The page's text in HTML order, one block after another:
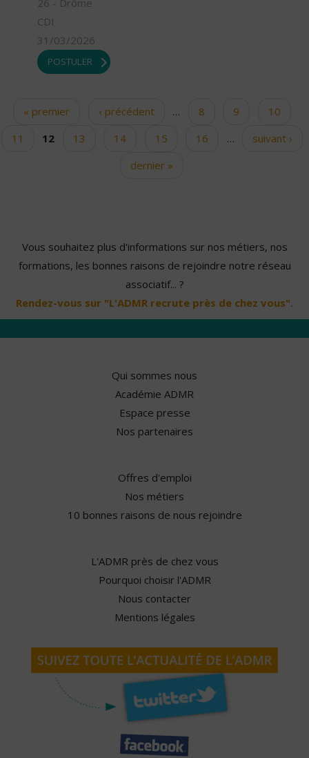
26 - Drôme
CDI
31/03/2026
POSTULER
Pages« premier ‹ précédent … 8 9
10
11
12 13 14 15 16 …
suivant ›
dernier »
Vous souhaitez plus d'informations sur nos métiers, nos
formations, les bonnes raisons de rejoindre notre réseau
associatif... ?
Rendez-vous sur "L'ADMR recrute près de chez vous".
Qui sommes nous
Académie ADMR
Espace presse
Nos partenaires
Offres d'emploi
Nos métiers
10 bonnes raisons de nous rejoindre
L'ADMR près de chez vous
Pourquoi choisir l'ADMR
Nous contacter
Mentions légales